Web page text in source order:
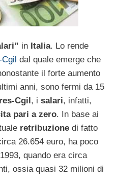
in Italia. Lo rende
dal quale emerge che
il forte aumento
anni, sono fermi da 15
Cgil, i salari, infatti,
pari a zero. In base ai
retribuzione di fatto
26.654 euro, ha poco
quando era circa
ossia quasi 32 milioni di